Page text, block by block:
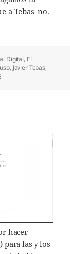
a Tebas, no.
Digital, El
, Javier Tebas,
hacer
para las y los